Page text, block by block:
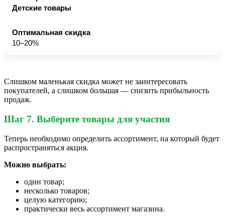
Детские товары
10–20%
Слишком маленькая скидка может не заинтересовать
покупателей, а слишком большая — снизить прибыльность
продаж.
Шаг 7. Выберите товары для участия
Теперь необходимо определить ассортимент, на который будет
распространяться акция.
Можно выбрать:
один товар;
несколько товаров;
целую категорию;
практически весь ассортимент магазина.